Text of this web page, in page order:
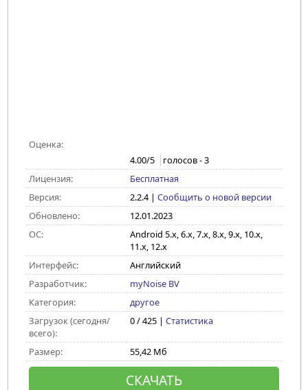
Оценка:
4.00/5 голосов -3
Лицензия:
Бесплатная
Версия:
2.2.4| Сообщить о новой версии
Обновлено:
12.01.2023
ОС:
Android 5.x, 6.x, 7.x, 8.x, 9.x, 10.x,
11.x, 12.x
Интерфейс:
Английский
Разработчик:
myNoise BV
Категория:
другое
Загрузок (сегодня/
всего):
0 / 425 | Статистика
Размер: 55,42 Мб
СКАЧАТЬ